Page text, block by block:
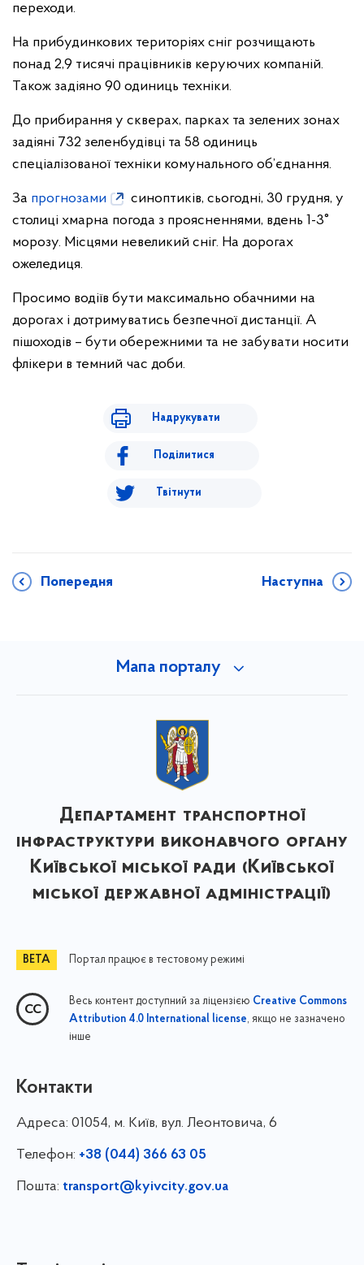
переходи.
На прибудинкових територіях сніг розчищають
понад 2,9 тисячі працівників керуючих компаній.
Також задіяно 90 одиниць техніки.
До прибирання у скверах, парках та зелених зонах
задіяні 732 зеленбудівці та 58 одиниць
спеціалізованої техніки комунального об’єднання.
За прогнозами
синоптиків, сьогодні, 30 грудня, у
столиці хмарна погода з проясненнями, вдень 1-3°
морозу. Місцями невеликий сніг. На дорогах
ожеледиця.
Просимо водіїв бути максимально обачними на
дорогах і дотримуватись безпечної дистанції. А
пішоходів – бути обережними та не забувати носити
флікери в темний час доби.
Надрукувати
Поділитися
Твітнути
Попередня Наступна
Мапа порталу
Департамент транспортної
інфраструктури виконавчого органу
Київської міської ради (Київської
міської державної адміністрації)
Портал працює в тестовому режимі
Весь контент доступний за ліцензією Creative Commons
Attribution 4.0 International license, якщо не зазначено
інше
Контакти
Адреса: 01054, м. Київ, вул. Леонтовича, 6
Телефон: +38 (044) 366 63 05
Пошта: transport@kyivcity.gov.ua